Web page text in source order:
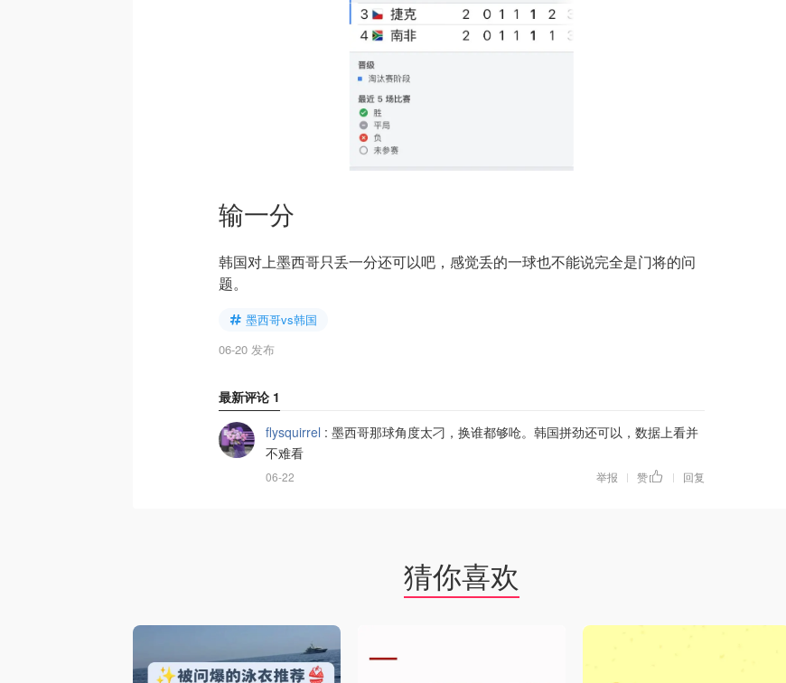
输一分
韩国对上墨西哥只丢一分还可以吧，感觉丢的一球也不能说完全是门将的问
题。
墨西哥vs韩国
06-20 发布
最新评论 1
flysquirrel : 墨西哥那球角度太刁，换谁都够呛。韩国拼劲还可以，数据上看并
不难看
06-22 举报 | 赞 | 回复
猜你喜欢